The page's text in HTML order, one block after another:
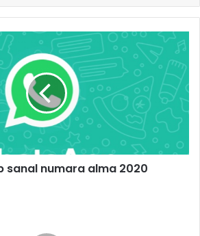
sanal numara alma 2020